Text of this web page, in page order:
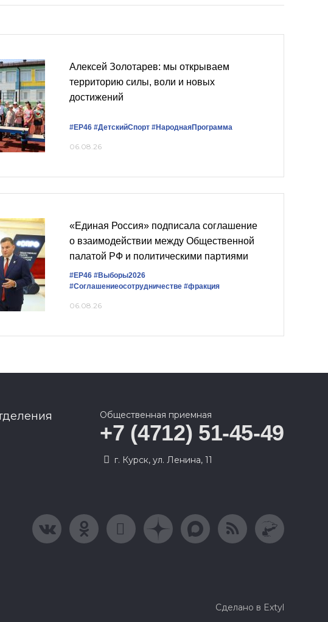
Алексей Золотарев: мы открываем
территорию силы, воли и новых
достижений
#ЕР46 #ДетскийСпорт #НароднаяПрограмма
06.08.26
«Единая Россия» подписала соглашение
о взаимодействии между Общественной
палатой РФ и политическими партиями
#ЕР46 #Выборы2026
#Соглашениеосотрудничестве #фракция
06.08.26
Общественная приемная
+7 (4712) 51-45-49
г. Курск, ул. Ленина, 11
Сделано в Extyl